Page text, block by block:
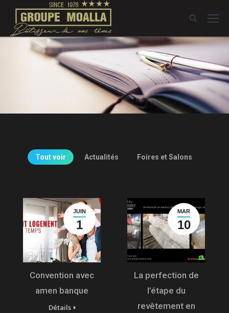
Tout voir Actualités Foires et Salons
JUIN
1
Convention avec
amen banque
Détails
MAR
10
La perfection de
l’étape du
revêtement en